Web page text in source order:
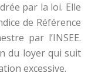
par la loi. Elle
de Référence
par l’INSEE.
du loyer qui suit
excessive.